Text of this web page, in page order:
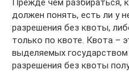
Прежде чем разбираться,
должен понять, есть ли у
разрешения без квоты,
только по квоте. Квота –
выделяемых
разрешения без квоты